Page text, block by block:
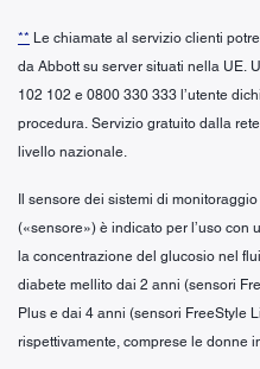
** Le chiamate al servizio clienti
da Abbott su server situati nella UE.
102 102 e 0800 330 333 l’utente
procedura. Servizio gratuito dalla
livello nazionale.
Il sensore dei sistemi di
(«sensore») è indicato per l’uso con
la concentrazione del glucosio nel
diabete mellito dai 2 anni (sensori
Plus e dai 4 anni (sensori FreeStyle
rispettivamente, comprese le donne